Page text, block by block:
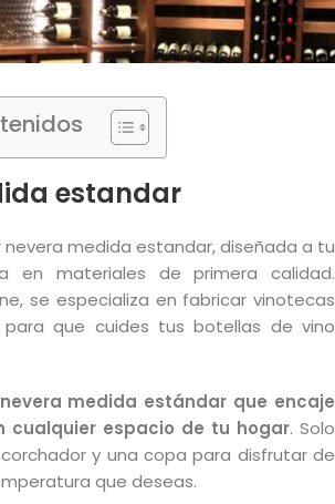
estandar
nevera medida estandar, diseñada a tu
en materiales de primera calidad.
se especializa en fabricar vinotecas
que cuides tus botellas de vino
medida estándar que encaje
cualquier espacio de tu hogar. Solo
y una copa para disfrutar de
que deseas.